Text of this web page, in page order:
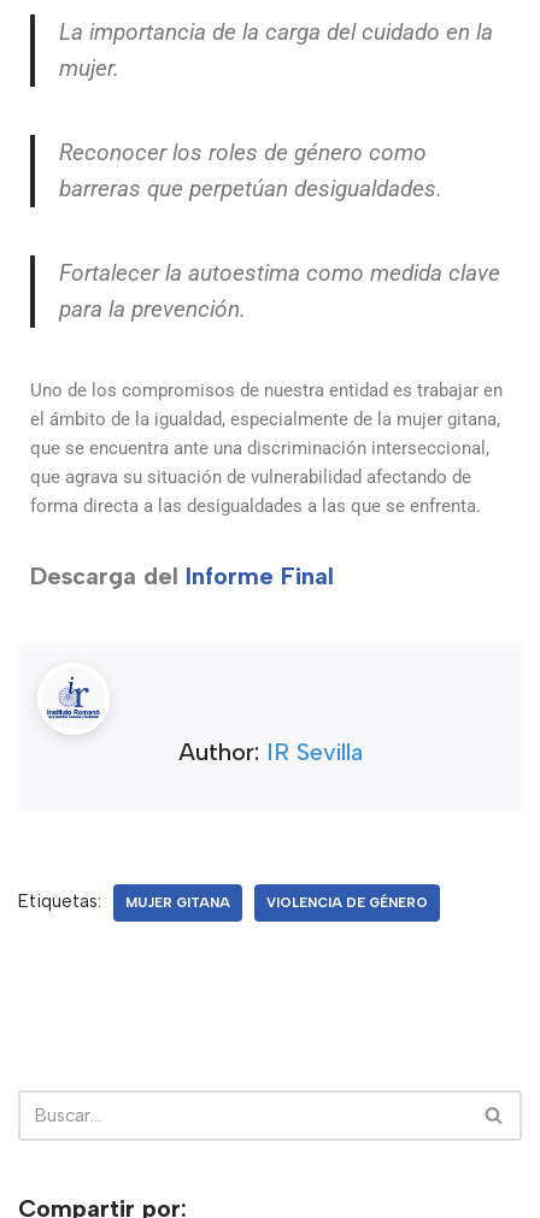
La importancia de la carga del cuidado en la
mujer.
Reconocer los roles de género como
barreras que perpetúan desigualdades.
Fortalecer la autoestima como medida clave
para la prevención.
Uno de los compromisos de nuestra entidad es trabajar en
el ámbito de la igualdad, especialmente de la mujer gitana,
que se encuentra ante una discriminación interseccional,
que agrava su situación de vulnerabilidad afectando de
forma directa a las desigualdades a las que se enfrenta.
Descarga del Informe Final
Author: IR Sevilla
Etiquetas: MUJER GITANA VIOLENCIA DE GÉNERO
Compartir por: